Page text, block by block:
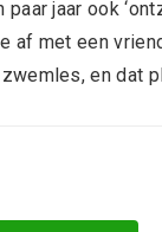
jaar ook
af met een
en dat